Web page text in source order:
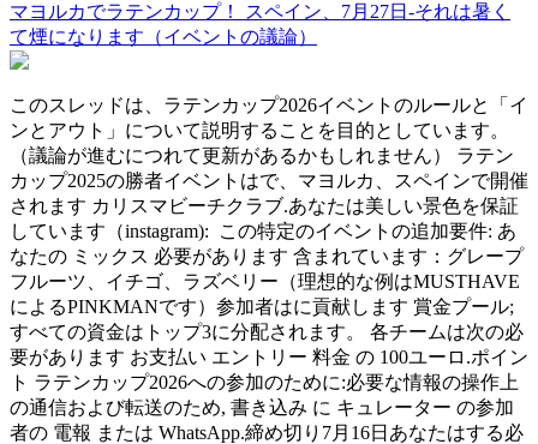
マヨルカでラテンカップ！ スペイン、7月27日-それは暑く
て煙になります（イベントの議論）
このスレッドは、ラテンカップ2026イベントのルールと「イ
ンとアウト」について説明することを目的としています。
（議論が進むにつれて更新があるかもしれません） ラテン
カップ2025の勝者イベントはで、マヨルカ、スペインで開催
されます カリスマビーチクラブ.あなたは美しい景色を保証
しています（instagram): この特定のイベントの追加要件: あ
なたの ミックス 必要があります 含まれています：グレープ
フルーツ、イチゴ、ラズベリー（理想的な例はMUSTHAVE
によるPINKMANです）参加者はに貢献します 賞金プール;
すべての資金はトップ3に分配されます。 各チームは次の必
要があります お支払い エントリー 料金 の 100ユーロ.ポイン
ト ラテンカップ2026への参加のために:必要な情報の操作上
の通信および転送のため, 書き込み に キュレーター の参加
者の 電報 または WhatsApp.締め切り7月16日あなたはする必